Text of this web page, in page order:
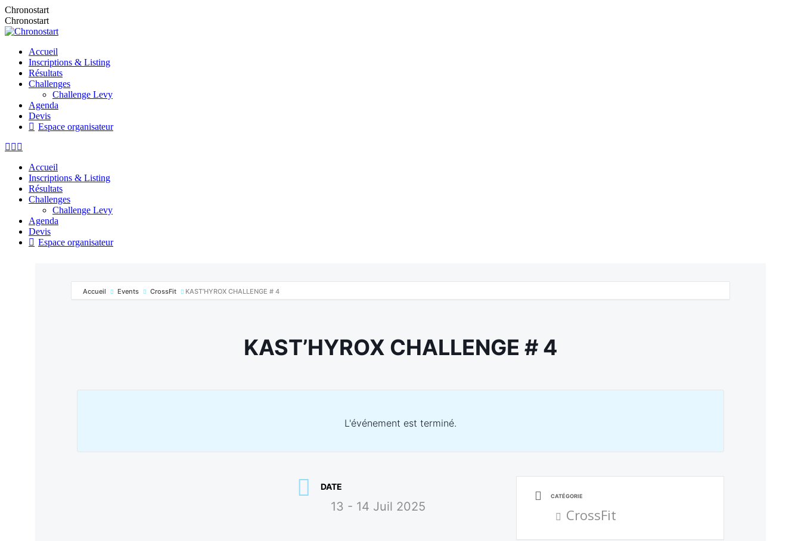
Chronostart
Chronostart
Accueil
Inscriptions & Listing
Résultats
Challenges
Challenge Levy
Agenda
Devis
Espace organisateur
Accueil
Inscriptions & Listing
Résultats
Challenges
Challenge Levy
Agenda
Devis
Espace organisateur
Accueil Events CrossFit KAST’HYROX CHALLENGE # 4
KAST’HYROX CHALLENGE # 4
L'événement est terminé.
DATE
13 - 14 Juil 2025
CATÉGORIE
CrossFit